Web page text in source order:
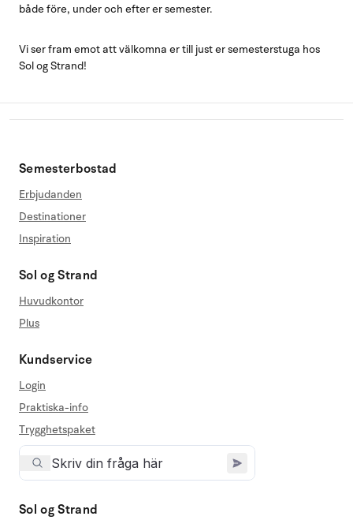
både före, under och efter er semester.
Vi ser fram emot att välkomna er till just er semesterstuga hos
Sol og Strand!
Semesterbostad
Erbjudanden
Destinationer
Inspiration
Sol og Strand
Huvudkontor
Plus
Kundservice
Login
Praktiska-info
Trygghetspaket
Sol og Strand